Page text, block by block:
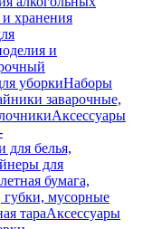
хранения
и
уборкиНаборы
заварочные,
Аксессуары
белья,
для
бумага,
мусорные
тараАксессуары